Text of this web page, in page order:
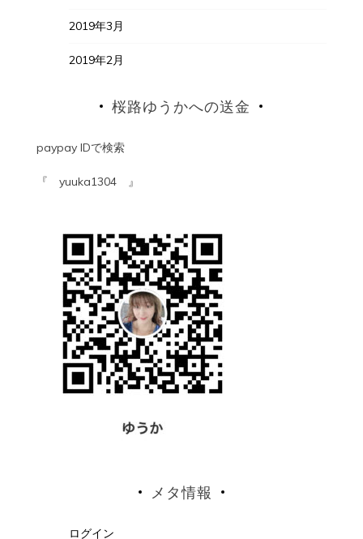
2019年3月
2019年2月
桜路ゆうかへの送金
paypay IDで検索
『 yuuka1304 』
メタ情報
ログイン